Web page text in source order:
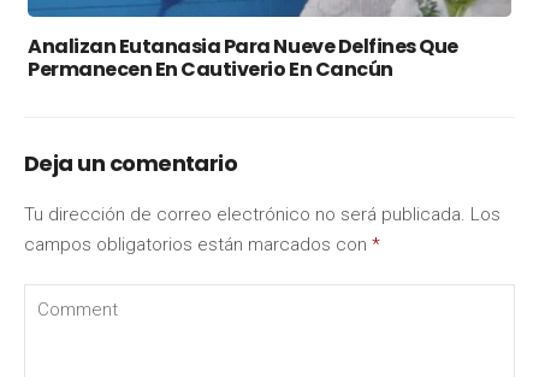
Analizan Eutanasia Para Nueve Delfines Que
Permanecen En Cautiverio En Cancún
Deja un comentario
Tu dirección de correo electrónico no será publicada. Los
campos obligatorios están marcados con *